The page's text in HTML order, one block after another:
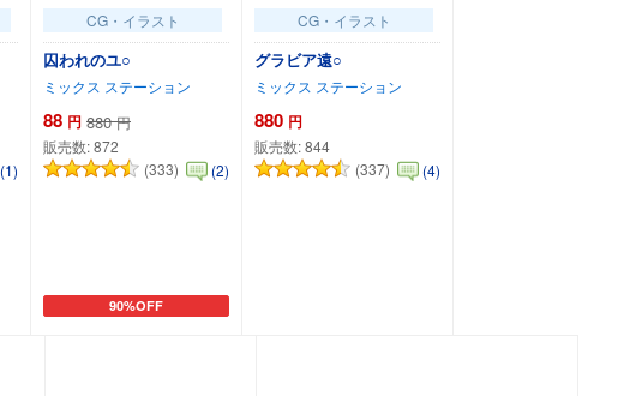
(1)
CG・イラスト
囚われのユ○
ミックス ステーション
88 円 880 円
販売数:872
(333)
(2)
90%OFF
カートに追加
CG・イラスト
グラビア遠○
ミックス ステーション
880 円
販売数:844
(337)
(4)